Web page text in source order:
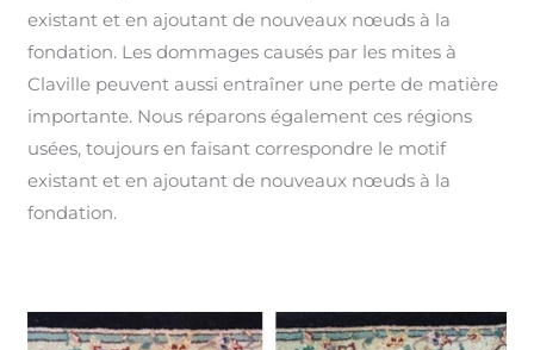
existant et en ajoutant de nouveaux nœuds à la
fondation. Les dommages causés par les mites à
Claville peuvent aussi entraîner une perte de matière
importante. Nous réparons également ces régions
usées, toujours en faisant correspondre le motif
existant et en ajoutant de nouveaux nœuds à la
fondation.